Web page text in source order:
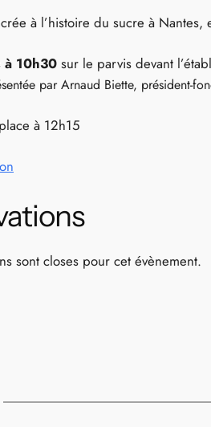
à l’histoire du sucre à
à 10h30 sur le parvis devant
par Arnaud Biette, président-
à 12h15
sont closes pour cet évènement.